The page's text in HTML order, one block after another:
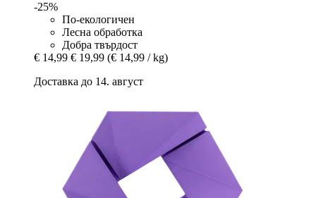
-25%
По-екологичен
Лесна обработка
Добра твърдост
€ 14,99 € 19,99 (€ 14,99 / kg)
Доставка до 14. август